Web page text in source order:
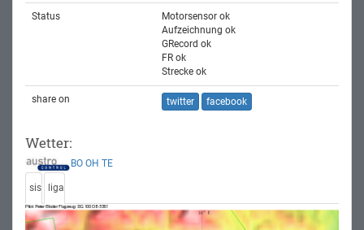
Status
Motorsensor ok
Aufzeichnung ok
GRecord ok
FR ok
Strecke ok
share on twitter facebook
Wetter:
BO OH TE
sis liga